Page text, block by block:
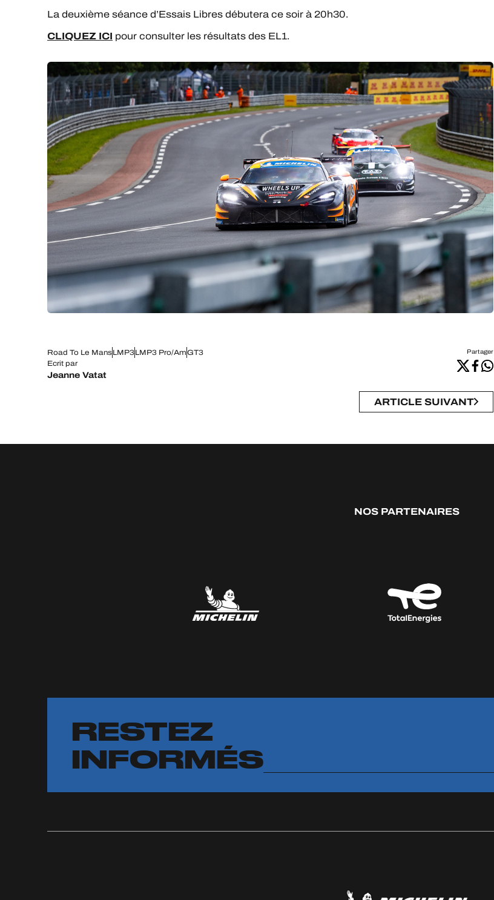
La deuxième séance d’Essais Libres débutera ce soir à 20h30.
CLIQUEZ ICI pour consulter les résultats des EL1.
Road To Le MansLMP3LMP3 Pro/AmGT3
Ecrit par
Jeanne Vatat
Partager
ARTICLE SUIVANT
NOS PARTENAIRES
RESTEZ
INFORMÉS